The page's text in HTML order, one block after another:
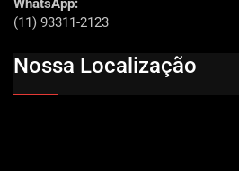
WhatsApp:
(11) 93311-2123
Nossa Localização